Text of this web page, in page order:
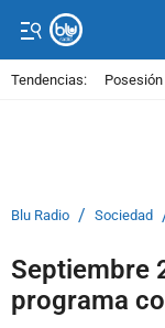
Tendencias:
Blu Radio / Sociedad
Septiembre
programa